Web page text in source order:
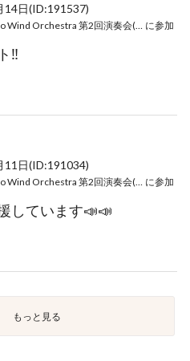
14日(ID:191537)
に参加
‼️
11日(ID:191034)
に参加
しています📣📣
もっと見る